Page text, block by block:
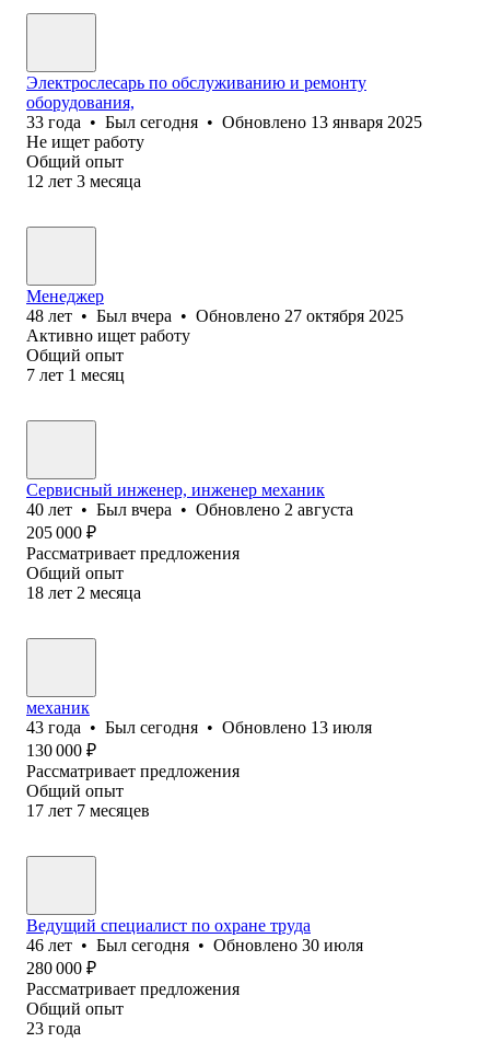
Электрослесарь по обслуживанию и ремонту
оборудования,
33 года • Был сегодня • Обновлено 13 января 2025
Не ищет работу
Общий опыт
12 лет 3 месяца
Менеджер
48 лет • Был вчера • Обновлено 27 октября 2025
Активно ищет работу
Общий опыт
7 лет 1 месяц
Сервисный инженер, инженер механик
40 лет • Был вчера • Обновлено 2 августа
205 000 ₽
Рассматривает предложения
Общий опыт
18 лет 2 месяца
механик
43 года • Был сегодня • Обновлено 13 июля
130 000 ₽
Рассматривает предложения
Общий опыт
17 лет 7 месяцев
Ведущий специалист по охране труда
46 лет • Был сегодня • Обновлено 30 июля
280 000 ₽
Рассматривает предложения
Общий опыт
23 года